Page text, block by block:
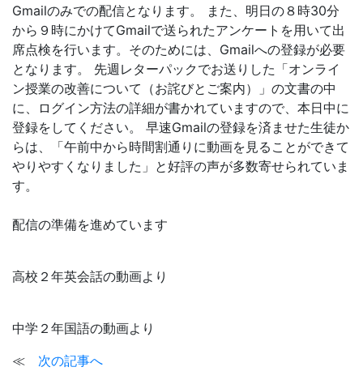
Gmailのみでの配信となります。 また、明日の８時30分
から９時にかけてGmailで送られたアンケートを用いて出
席点検を行います。そのためには、Gmailへの登録が必要
となります。 先週レターパックでお送りした「オンライ
ン授業の改善について（お詫びとご案内）」の文書の中
に、ログイン方法の詳細が書かれていますので、本日中に
登録をしてください。 早速Gmailの登録を済ませた生徒か
らは、「午前中から時間割通りに動画を見ることができて
やりやすくなりました」と好評の声が多数寄せられていま
す。
配信の準備を進めています
高校２年英会話の動画より
中学２年国語の動画より
≪ 次の記事へ